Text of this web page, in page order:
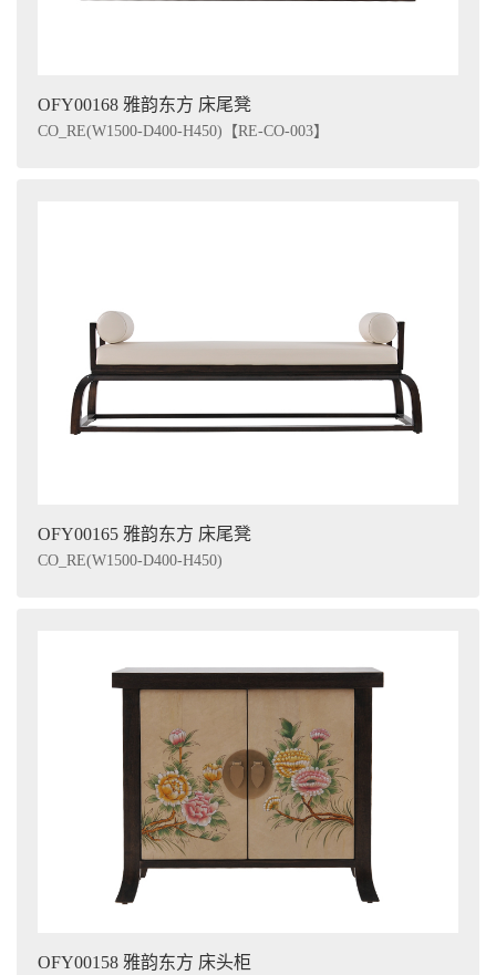
OFY00168 雅韵东方 床尾凳
CO_RE(W1500-D400-H450)【RE-CO-003】
OFY00165 雅韵东方 床尾凳
CO_RE(W1500-D400-H450)
OFY00158 雅韵东方 床头柜